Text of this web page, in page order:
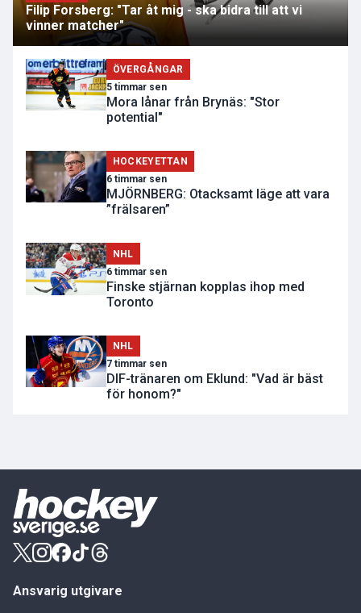
Filip Forsberg: "Tar åt mig - ska bidra till att vi
vinner matcher"
ÖVERGÅNGAR
5 timmar sen
Mora lånar från Brynäs: "Stor
potential"
HOCKEYETTAN
6 timmar sen
MJÖRNBERG: Otacksamt läge att vara
”frälsaren”
NHL
6 timmar sen
Finske stjärnan kopplas ihop med
Toronto
NHL
7 timmar sen
DIF-tränaren om Eklund: "Vad är bäst
för honom?"
Ansvarig utgivare